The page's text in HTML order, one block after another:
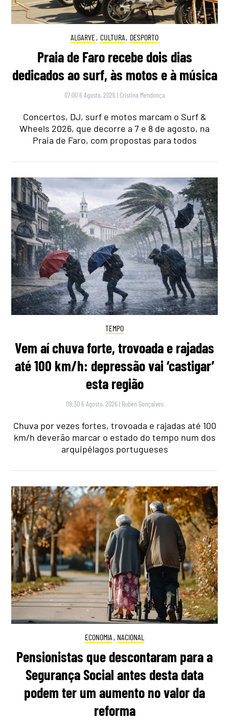
ALGARVE, CULTURA, DESPORTO
Praia de Faro recebe dois dias
dedicados ao surf, às motos e à música
07:00 6 Agosto, 2026 | Cristina Mendonça
Concertos, DJ, surf e motos marcam o Surf &
Wheels 2026, que decorre a 7 e 8 de agosto, na
Praia de Faro, com propostas para todos
TEMPO
Vem aí chuva forte, trovoada e rajadas
até 100 km/h: depressão vai ‘castigar’
esta região
09:30 6 Agosto, 2026 | Rubén Gonçalves
Chuva por vezes fortes, trovoada e rajadas até 100
km/h deverão marcar o estado do tempo num dos
arquipélagos portugueses
ECONOMIA , NACIONAL
Pensionistas que descontaram para a
Segurança Social antes desta data
podem ter um aumento no valor da
reforma